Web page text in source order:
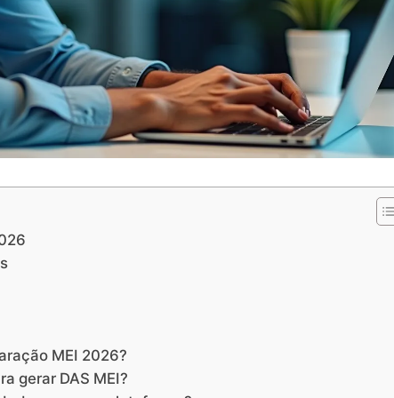
MEI 2026?
gerar DAS MEI?